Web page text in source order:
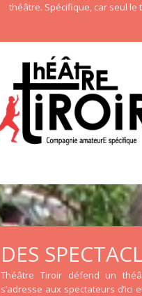
théâtre. Spécifique, car seul
DES
Théâtre Tiroir défend un
s’adresse aux spectateurs d’ici